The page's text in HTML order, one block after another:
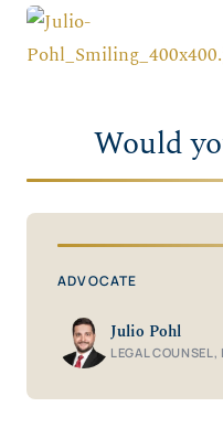
Would
ADVOCATE
Julio Pohl
LEGAL